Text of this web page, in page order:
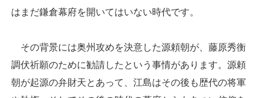
はまだ鎌倉幕府を開いてはいない時代です。
その背景には奥州攻めを決意した源頼朝が、藤原秀衡
調伏祈願のために勧請したという事情があります。源頼
朝が起源の弁財天とあって、江島はその後も歴代の将軍